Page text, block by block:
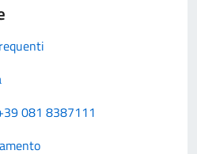
081 8387111